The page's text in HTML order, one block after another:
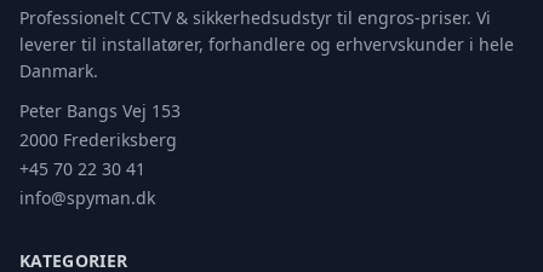
Professionelt CCTV & sikkerhedsudstyr til engros-priser. Vi
leverer til installatører, forhandlere og erhvervskunder i hele
Danmark.
Peter Bangs Vej 153
2000 Frederiksberg
+45 70 22 30 41
info@spyman.dk
KATEGORIER